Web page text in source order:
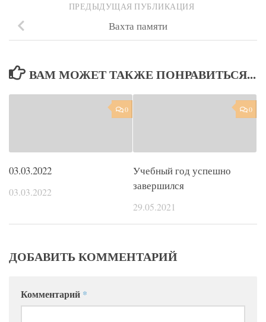
ПРЕДЫДУЩАЯ ПУБЛИКАЦИЯ
Вахта памяти
ВАМ МОЖЕТ ТАКЖЕ ПОНРАВИТЬСЯ...
0
03.03.2022
03.03.2022
0
Учебный год успешно
завершился
29.05.2021
ДОБАВИТЬ КОММЕНТАРИЙ
Комментарий *